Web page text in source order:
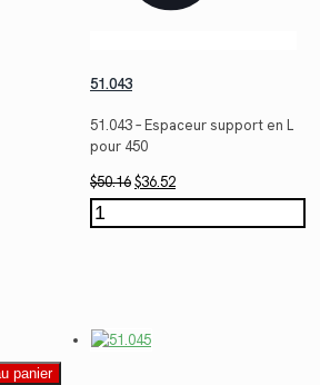
51.043
51.043 – Espaceur support en L
pour 450
$50.16Le
prix
initial
$36.52Le
prix
actuel
quantité
de
panier